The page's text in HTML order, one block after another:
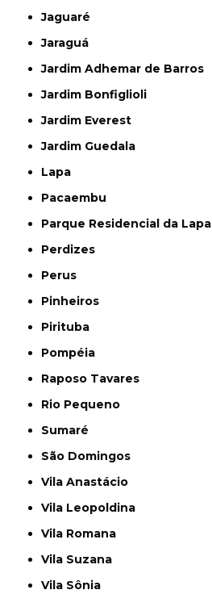
Jaguaré
Jaraguá
Jardim Adhemar de Barros
Jardim Bonfiglioli
Jardim Everest
Jardim Guedala
Lapa
Pacaembu
Parque Residencial da Lapa
Perdizes
Perus
Pinheiros
Pirituba
Pompéia
Raposo Tavares
Rio Pequeno
Sumaré
São Domingos
Vila Anastácio
Vila Leopoldina
Vila Romana
Vila Suzana
Vila Sônia